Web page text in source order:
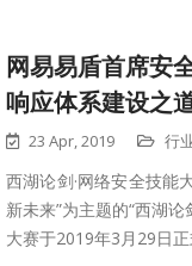
网易易盾首席安
响应体系建设之
23 Apr, 2019 行
西湖论剑·网络安全技能
新未来”为主题的“西湖论
大赛于2019年3月29日